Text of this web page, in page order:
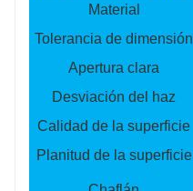
Material
Tolerancia de dimensión
Apertura clara
Desviación del haz
Calidad de la superficie
Planitud de la superficie